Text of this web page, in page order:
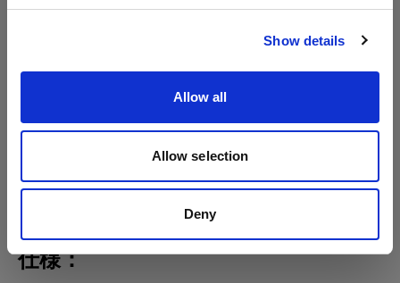
Show details
Allow all
Allow selection
Deny
サイトにアクセス
仕様：